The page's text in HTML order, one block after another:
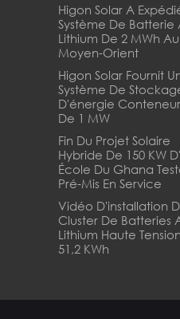
Higon Solar A
Système De Batterie
Lithium De 2 MWh Au
Moyen-Orient
Higon Solar Fournit
Système De
D'énergie
De 1 MW
Fin Du Projet Solaire
Hybride De 150 KW
École Du Ghana
Pré-Mis En Service
Vidéo D'installation
Cluster De Batteries
Lithium Haute
51,2 KWh